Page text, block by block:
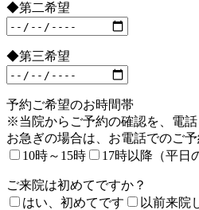
◆第二希望
◆第三希望
予約ご希望のお時間帯
※当院からご予約の確認を、電話
お急ぎの場合は、お電話でのご予
10時～15時
17時以降（平日
ご来院は初めてですか？
はい、初めてです
以前来院